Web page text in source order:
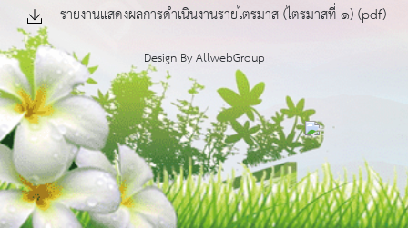
รายงานแสดงผลการดำเนินงานรายไตรมาส (ไตรมาสที่ ๑) (pdf)
Design ByAllwebGroup